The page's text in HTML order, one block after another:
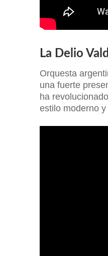
La Delio
Orquesta
una fuerte
ha
estilo moderno